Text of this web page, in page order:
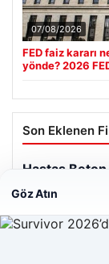
07/08/2026
FED faiz kararı
yönde? 2026
Son Eklenen
Göz Atın